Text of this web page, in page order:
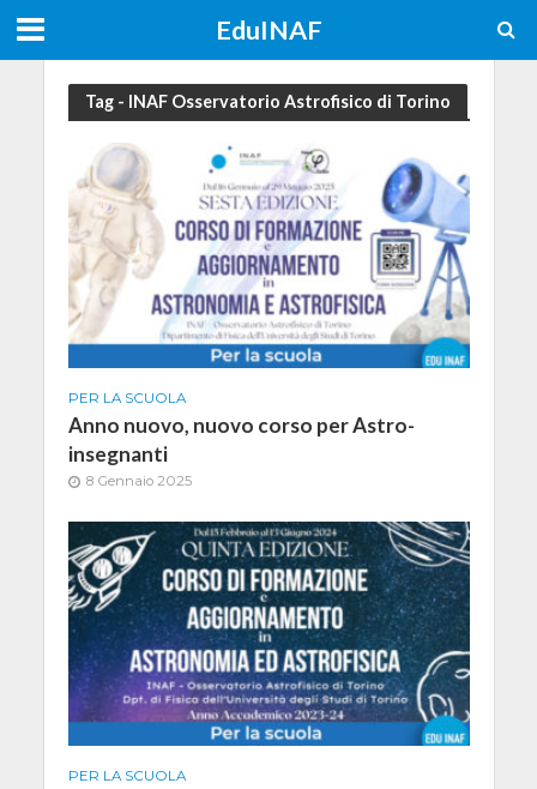
EduINAF
Tag - INAF Osservatorio Astrofisico di Torino
PER LA SCUOLA
Anno nuovo, nuovo corso per Astro-
insegnanti
8 Gennaio 2025
PER LA SCUOLA